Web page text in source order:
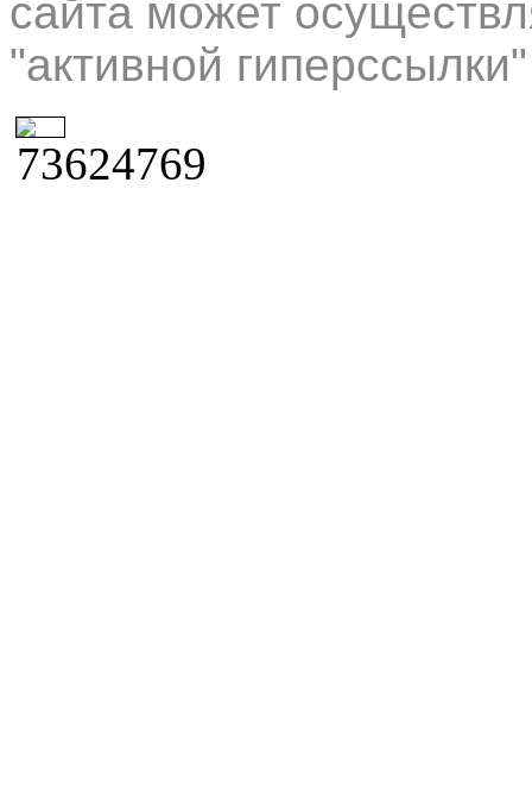
сайта может
"активной